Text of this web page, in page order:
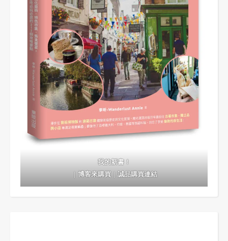
我的新書！
｜博客來購買｜誠品購買連結